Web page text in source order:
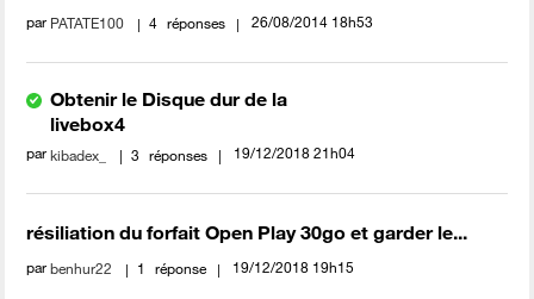
par PATATE100 4 réponses ‎26/08/2014 18h53
Obtenir le Disque dur de la
livebox4
parkibadex_ 3 réponses ‎19/12/2018 21h04
résiliation du forfait Open Play 30go et garder le...
parbenhur22 1 réponse ‎19/12/2018 19h15